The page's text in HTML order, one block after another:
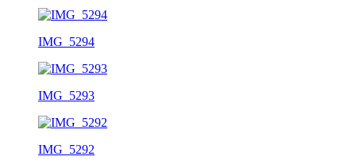
IMG_5294
IMG_5293
IMG_5292